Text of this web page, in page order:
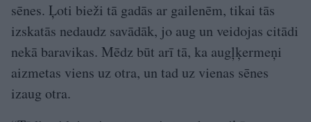
sēnes. Ļoti bieži tā gadās ar gailenēm, tikai tās
izskatās nedaudz savādāk, jo aug un veidojas citādi
nekā baravikas. Mēdz būt arī tā, ka augļķermeņi
aizmetas viens uz otra, un tad uz vienas sēnes
izaug otra.